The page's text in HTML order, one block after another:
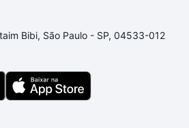
veja em nosso portal
e conte com a
o imóvel dos seus sonhos com
Loft, com você até as
Bibi, São Paulo - SP, 04533-012